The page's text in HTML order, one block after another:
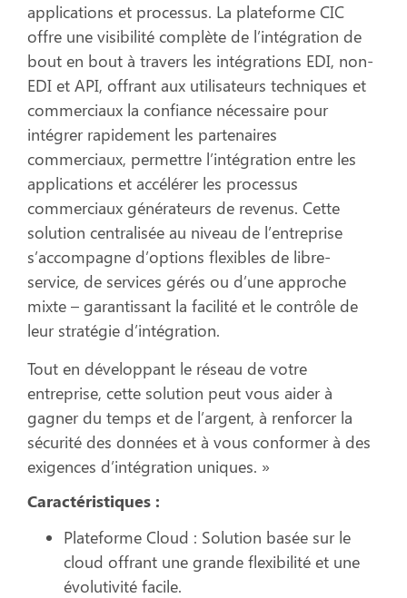
applications et processus. La plateforme CIC
offre une visibilité complète de l’intégration de
bout en bout à travers les intégrations EDI, non-
EDI et API, offrant aux utilisateurs techniques et
commerciaux la confiance nécessaire pour
intégrer rapidement les partenaires
commerciaux, permettre l’intégration entre les
applications et accélérer les processus
commerciaux générateurs de revenus. Cette
solution centralisée au niveau de l’entreprise
s’accompagne d’options flexibles de libre-
service, de services gérés ou d’une approche
mixte – garantissant la facilité et le contrôle de
leur stratégie d’intégration.
Tout en développant le réseau de votre
entreprise, cette solution peut vous aider à
gagner du temps et de l’argent, à renforcer la
sécurité des données et à vous conformer à des
exigences d’intégration uniques. »
Caractéristiques :
Plateforme Cloud : Solution basée sur le
cloud offrant une grande flexibilité et une
évolutivité facile.